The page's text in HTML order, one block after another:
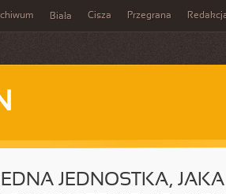
Biała Cisza Przegrana
JEDNOSTKA,